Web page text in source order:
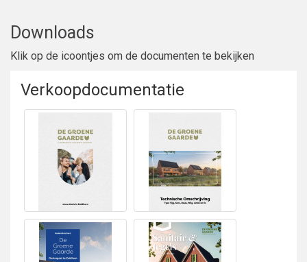
Downloads
Klik op de icoontjes om de documenten te bekijken
Verkoopdocumentatie
Bekijken Brochure
Bekijken
Verkoopdocumentatie
Bekijken